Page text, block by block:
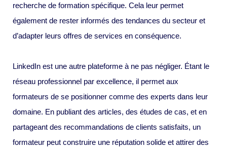
recherche de formation spécifique. Cela leur permet
également de rester informés des tendances du secteur et
d’adapter leurs offres de services en conséquence.
LinkedIn est une autre plateforme à ne pas négliger. Étant le
réseau professionnel par excellence, il permet aux
formateurs de se positionner comme des experts dans leur
domaine. En publiant des articles, des études de cas, et en
partageant des recommandations de clients satisfaits, un
formateur peut construire une réputation solide et attirer des